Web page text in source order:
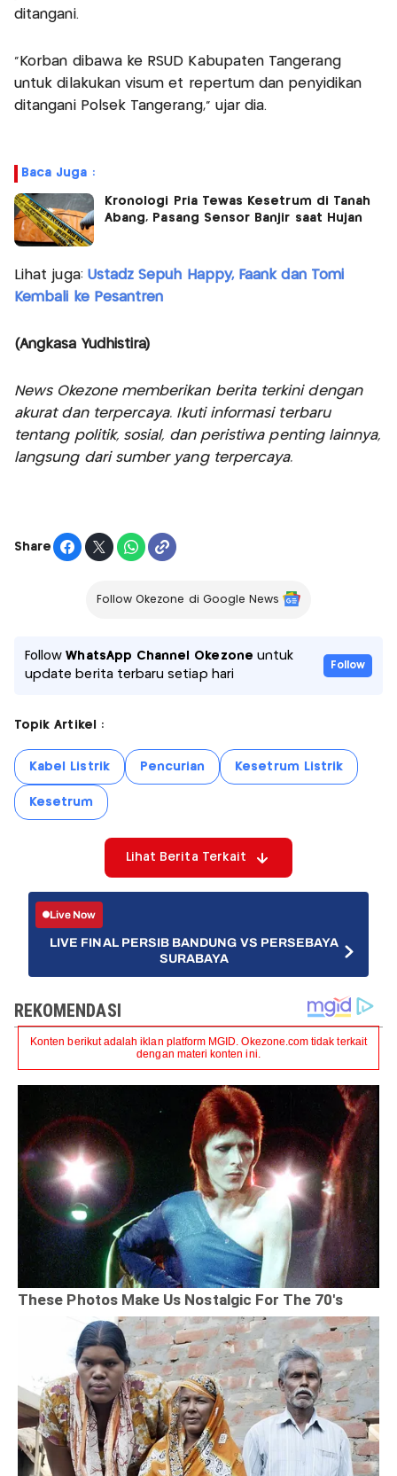
ditangani.
"Korban dibawa ke RSUD Kabupaten Tangerang
untuk dilakukan visum et repertum dan penyidikan
ditangani Polsek Tangerang," ujar dia.
Baca Juga :
Kronologi Pria Tewas Kesetrum di Tanah
Abang, Pasang Sensor Banjir saat Hujan
Lihat juga: Ustadz Sepuh Happy, Faank dan Tomi
Kembali ke Pesantren
(Angkasa Yudhistira)
News Okezone memberikan berita terkini dengan
akurat dan terpercaya. Ikuti informasi terbaru
tentang politik, sosial, dan peristiwa penting lainnya,
langsung dari sumber yang terpercaya.
Share
Follow Okezone di Google News
FollowWhatsApp Channel Okezone untuk
update berita terbaru setiap hari
Follow
Topik Artikel :
Kabel Listrik Pencurian Kesetrum Listrik
Kesetrum
Lihat Berita Terkait
Live Now
LIVE FINAL PERSIB BANDUNG VS PERSEBAYA
SURABAYA